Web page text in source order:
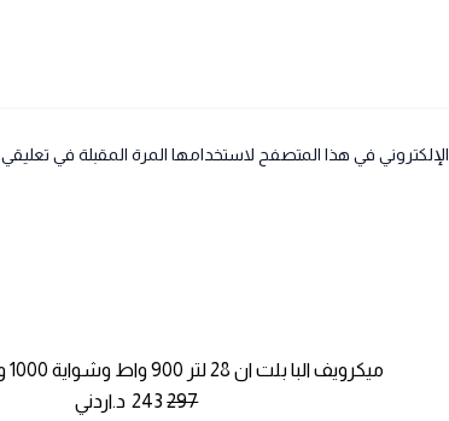
في هذا المتصفح لاستخدامها المرة المقبلة في تعليقي.
ميكرويف البا بلت ان 28 لتر 900 واط وشواية 1000 واط لون سلفر
297
243 د.اردني